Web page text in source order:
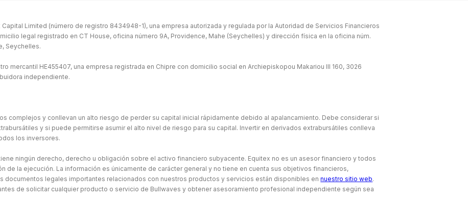
Limited (número de registro 8434948-1), una empresa autorizada y regulada por la Autoridad de Servicios Financieros
legal registrado en CT House, oficina número 9A, Providence, Mahe (Seychelles) y dirección física en la oficina núm.
Seychelles.
mercantil HE455407, una empresa registrada en Chipre con domicilio social en Archiepiskopou Makariou lll 160, 3026
independiente.
complejos y conllevan un alto riesgo de perder su capital inicial rápidamente debido al apalancamiento. Debe considerar si
y si puede permitirse asumir el alto nivel de riesgo para su capital. Invertir en derivados extrabursátiles conlleva
los inversores.
ningún derecho, derecho u obligación sobre el activo financiero subyacente. Equitex no es un asesor financiero y todos
de la ejecución. La información es únicamente de carácter general y no tiene en cuenta sus objetivos financieros,
documentos legales importantes relacionados con nuestros productos y servicios están disponibles ennuestro sitio web.
de solicitar cualquier producto o servicio de Bullwaves y obtener asesoramiento profesional independiente según sea